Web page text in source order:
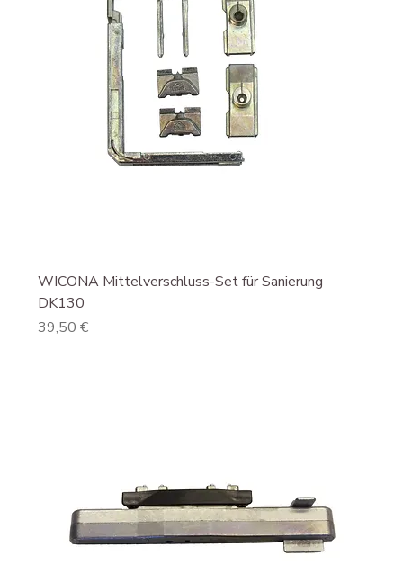
WICONA Mittelverschluss-Set für Sanierung
DK130
Preis
39,50 €